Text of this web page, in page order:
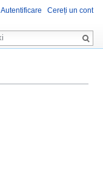
Autentificare Cereți un cont